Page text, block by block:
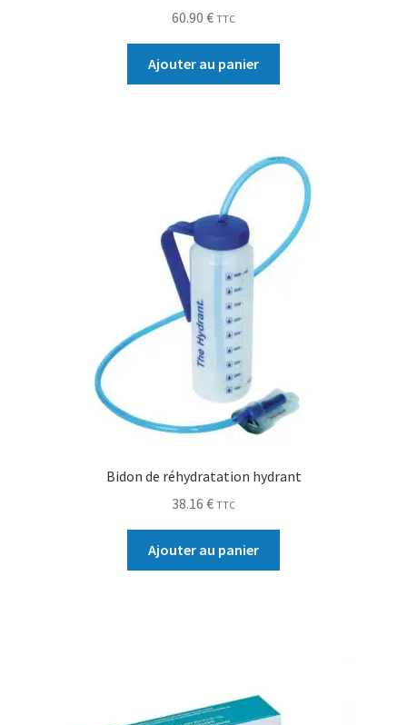
60.90 € TTC
Ajouter au panier
Bidon de réhydratation hydrant
38.16 € TTC
Ajouter au panier